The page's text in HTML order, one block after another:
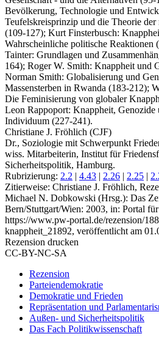
Bevölkerung, Technologie und
Teufelskreisprinzip und die Theorie
(109-127); Kurt Finsterbusch:
Wahrscheinliche politische Reaktionen
Tainter: Grundlagen und
164); Roger W. Smith: Knappheit und
Norman Smith: Globalisierung und
Massensterben in Rwanda (183-212);
Die Feminisierung von globaler
Leon Rappoport: Knappheit, Genozide
Individuum (227-241).
Christiane J. Fröhlich (CJF)
Dr., Soziologie mit Schwerpunkt
wiss. Mitarbeiterin, Institut für
Sicherheitspolitik, Hamburg.
Rubrizierung: 2.2 | 4.43 | 2.26 | 2.25 |
Zitierweise: Christiane J. Fröhlich,
Michael N. Dobkowski (Hrsg.): Das
Bern/Stuttgart/Wien: 2003, in: Portal
https://www.pw-portal.de/rezension/
knappheit_21892, veröffentlicht am
Rezension drucken
CC-BY-NC-SA
Rezension
Parteiendemokratie
Demokratie und Frieden
Repräsentation und
Außen- und Sicherheitspolitik
Das Fach Politikwissenschaft